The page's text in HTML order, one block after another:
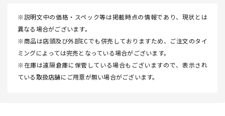
※説明文中の価格・スペック等は掲載時点の情報であり、現状とは
異なる場合がございます。
※商品は店頭及び外部ECでも併売しておりますため、ご注文のタイ
ミングによっては完売となっている場合がございます。
※在庫は遠隔倉庫に保管している場合もございますので、表示され
ている取扱店舗にご用意が無い場合がございます。